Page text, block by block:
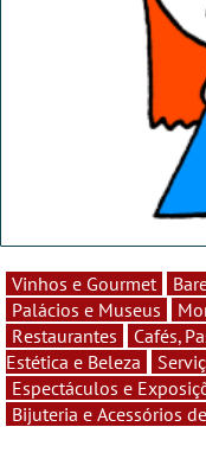
Vinhos e Gourmet
Palácios e Museus
Restaurantes
Cafés,
Estética e Beleza
Espectáculos e
Bijuteria e Acessórios